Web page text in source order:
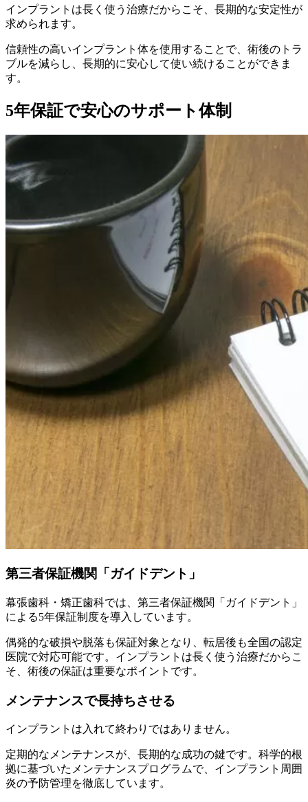
インプラントは長く使う治療だからこそ、長期的な安定性が
求められます。
信頼性の高いインプラント体を使用することで、術後のトラ
ブルを減らし、長期的に安心して使い続けることができま
す。
5年保証で安心のサポート体制
第三者保証機関「ガイドデント」
幕張歯科・矯正歯科では、第三者保証機関「ガイドデント」
による5年保証制度を導入しています。
偶発的な破損や脱落も保証対象となり、転居後も全国の認定
医院で対応可能です。インプラントは長く使う治療だからこ
そ、術後の保証は重要なポイントです。
メンテナンスで長持ちさせる
インプラントは入れて終わりではありません。
定期的なメンテナンスが、長期的な成功の鍵です。科学的根
拠に基づいたメンテナンスプログラムで、インプラント周囲
炎の予防管理を徹底しています。